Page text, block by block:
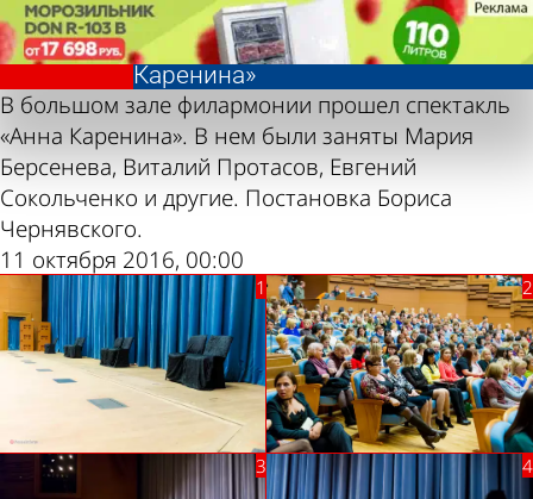
Спектакль
«Анна
Каренина»
Фотолента,
«Культура»
В большом зале филармонии прошел спектакль
«Анна Каренина». В нем были заняты Мария
Берсенева, Виталий Протасов, Евгений
Сокольченко и другие. Постановка Бориса
Чернявского.
11 октября 2016, 00:00
Спектакль
«Анна
Каренина»
Фотолента,
«Культура»